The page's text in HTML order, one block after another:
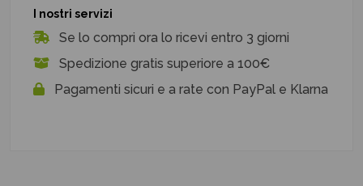
I nostri servizi
Se lo compri ora lo ricevi entro 3 giorni
Spedizione gratis superiore a 100€
Pagamenti sicuri e a rate con PayPal e Klarna